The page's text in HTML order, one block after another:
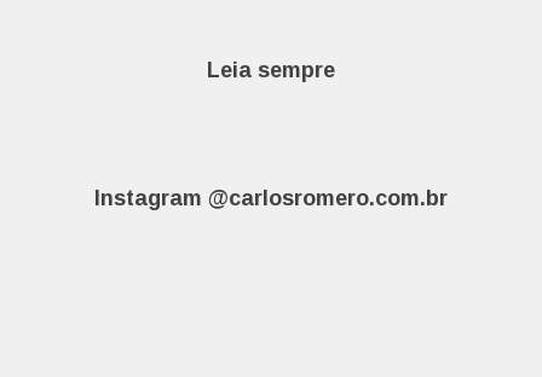
Leia sempre
Instagram @carlosromero.com.br